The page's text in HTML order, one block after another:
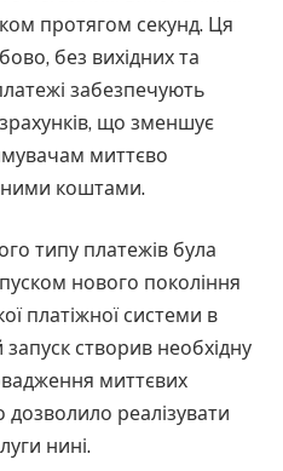
протягом секунд. Ця
без вихідних та
забезпечують
що зменшує
миттєво
коштами.
типу платежів була
нового покоління
платіжної системи в
створив необхідну
миттєвих
реалізувати
нині.